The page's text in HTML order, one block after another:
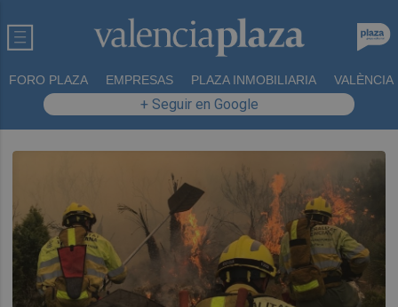
FORO PLAZA EMPRESAS PLAZA INMOBILIARIA VALÈNCIA
+ Seguir en Google